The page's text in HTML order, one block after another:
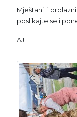
Mještani i
poslikajte se i
AJ